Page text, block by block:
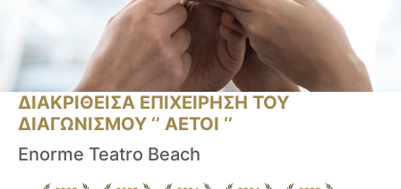
ΔΙΑΚΡΙΘΕΙΣΑ ΕΠΙΧΕΙΡΗΣΗ ΤΟΥ
ΔΙΑΓΩΝΙΣΜΟΥ ‘’ ΑΕΤΟΙ ‘’
Enorme Teatro Beach